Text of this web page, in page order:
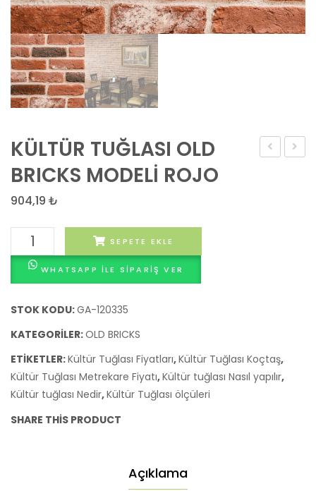
KÜLTÜR TUĞLASI OLD
BRICKS MODELİ ROJO
904,19 ₺
KÜLTÜR
TUĞLASI
OLD
MODELİ
adet
SEPETE EKLE
WHATSAPP ILE SIPARIŞ VER
STOK KODU:GA-120335
KATEGORILER:OLD BRICKS
ETIKETLER:Kültür Tuğlası Fiyatları,Kültür Tuğlası Koçtaş,
Kültür Tuğlası Metrekare Fiyatı,Kültür tuğlası Nasıl yapılır,
Kültür tuğlası Nedir,Kültür Tuğlası ölçüleri
SHARE THIS PRODUCT
Açıklama